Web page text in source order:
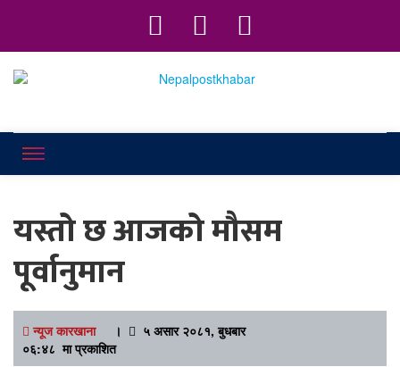
यस्तो छ आजको मौसम
पूर्वानुमान
न्यूज कारखाना।
५ असार २०८१, बुधबार
०६:४८ मा प्रकाशित